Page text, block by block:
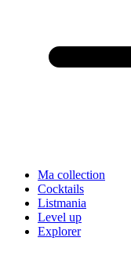
Ma collection
Cocktails
Listmania
Level up
Explorer